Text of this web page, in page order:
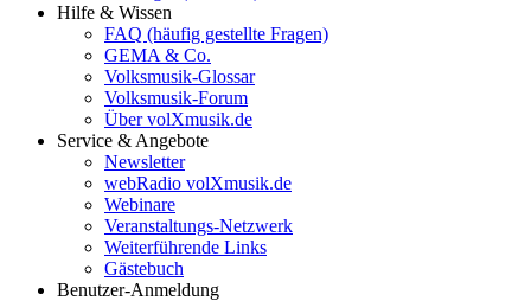
Hilfe & Wissen
FAQ (häufig gestellte Fragen)
GEMA & Co.
Volksmusik-Glossar
Volksmusik-Forum
Über volXmusik.de
Service & Angebote
Newsletter
webRadio volXmusik.de
Webinare
Veranstaltungs-Netzwerk
Weiterführende Links
Gästebuch
Benutzer-Anmeldung